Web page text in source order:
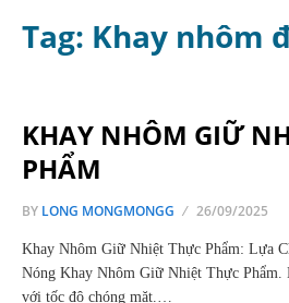
Tag: Khay nhôm
KHAY NHÔM GIỮ
PHẨM
BY LONG MONGMONGG 26/09/2025
Khay Nhôm Giữ Nhiệt Thực Phẩm: Lựa
Nóng Khay Nhôm Giữ Nhiệt Thực Phẩm.
với tốc độ chóng mặt.…